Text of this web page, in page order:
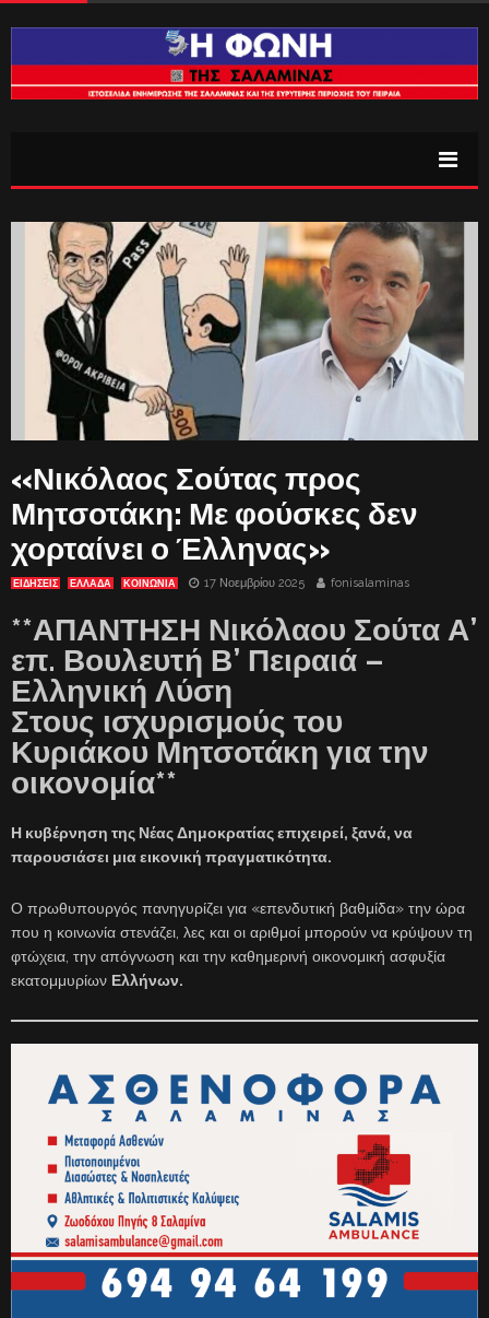
«Νικόλαος Σούτας προς
Μητσοτάκη: Με φούσκες δεν
χορταίνει ο Έλληνας»
ΕΙΔΗΣΕΙΣ ΕΛΛΑΔΑ ΚΟΙΝΩΝΙΑ 17 Νοεμβρίου 2025 fonisalaminas
**ΑΠΑΝΤΗΣΗ Νικόλαου Σούτα Α’
επ. Βουλευτή Β’ Πειραιά –
Ελληνική Λύση
Στους ισχυρισμούς του
Κυριάκου Μητσοτάκη για την
οικονομία**
Η κυβέρνηση της Νέας Δημοκρατίας επιχειρεί, ξανά, να
παρουσιάσει μια εικονική πραγματικότητα.
Ο πρωθυπουργός πανηγυρίζει για «επενδυτική βαθμίδα» την ώρα
που η κοινωνία στενάζει, λες και οι αριθμοί μπορούν να κρύψουν τη
φτώχεια, την απόγνωση και την καθημερινή οικονομική ασφυξία
εκατομμυρίων Ελλήνων.